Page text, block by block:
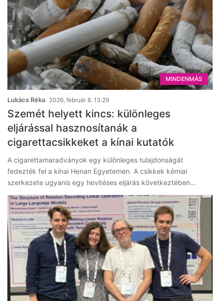
MINDENMÁS
Lukács Réka 2026, február 8. 13:29
Szemét helyett kincs: különleges
eljárással hasznosítanák a
cigarettacsikkeket a kínai kutatók
A cigarettamaradványok egy különleges tulajdonságát
fedezték fel a kínai Henan Egyetemen. A csikkek kémiai
szerkezete ugyanis egy hevítéses eljárás következtében…